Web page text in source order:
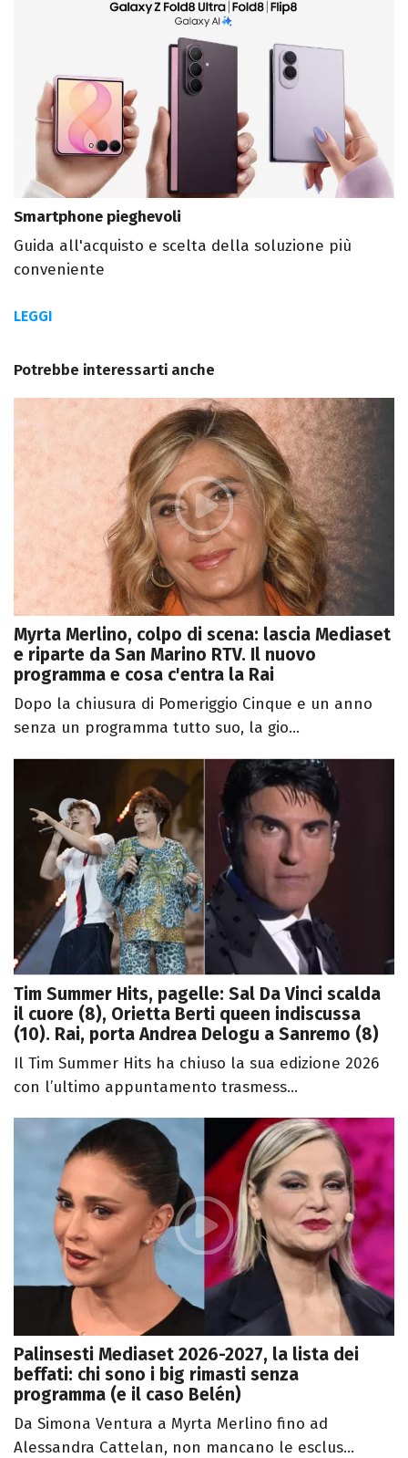
Smartphone pieghevoli
Guida all'acquisto e scelta della soluzione più
conveniente
LEGGI
Potrebbe interessarti anche
Myrta Merlino, colpo di scena: lascia Mediaset
e riparte da San Marino RTV. Il nuovo
programma e cosa c'entra la Rai
Dopo la chiusura di Pomeriggio Cinque e un anno
senza un programma tutto suo, la gio...
Tim Summer Hits, pagelle: Sal Da Vinci scalda
il cuore (8), Orietta Berti queen indiscussa
(10). Rai, porta Andrea Delogu a Sanremo (8)
Il Tim Summer Hits ha chiuso la sua edizione 2026
con l’ultimo appuntamento trasmess...
Palinsesti Mediaset 2026-2027, la lista dei
beffati: chi sono i big rimasti senza
programma (e il caso Belén)
Da Simona Ventura a Myrta Merlino fino ad
Alessandra Cattelan, non mancano le esclus...